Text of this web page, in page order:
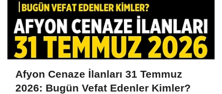
Afyon Cenaze İlanları 31 Temmuz
2026: Bugün Vefat Edenler Kimler?